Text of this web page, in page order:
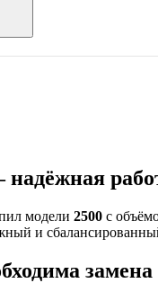
модели 2500 с
и